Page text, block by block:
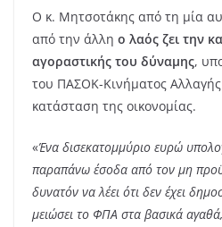
Ο κ. Μητσοτάκης από τη μία
από την άλλη ο λαός ζει την
αγοραστικής του δύναμης,
του ΠΑΣΟΚ-Κινήματος
κατάσταση της οικονομίας.
«Ένα δισεκατομμύριο ευρώ
παραπάνω έσοδα από τον μη
δυνατόν να λέει ότι δεν έχει
μειώσει το ΦΠΑ στα βασικά